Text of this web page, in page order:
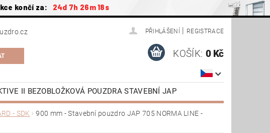
končí za: 24d 7h 26m 17s
PŘIHLÁŠENÍ REGISTRACE
KOŠÍK: 0 Kč
II BEZOBLOŽKOVÁ POUZDRA STAVEBNÍ JAP
PŘÍSLUŠENSTVÍ / NÁHRADNÍ DÍLY
- SDK
900 mm - Stavební pouzdro JAP 705 NORMA LINE -